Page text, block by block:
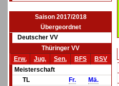
Saison 2017/2018
Übergeordnet
Deutscher VV
Thüringer VV
Erw.
Jug. Sen. BFS
BSV
Meisterschaft
TL
Fr.
Mä.